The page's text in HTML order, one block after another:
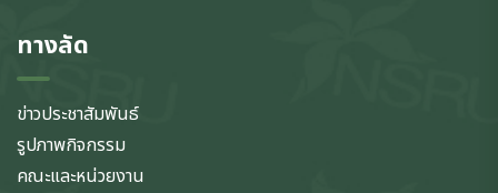
ทางลัด
ข่าวประชาสัมพันธ์
รูปภาพกิจกรรม
คณะและหน่วยงาน